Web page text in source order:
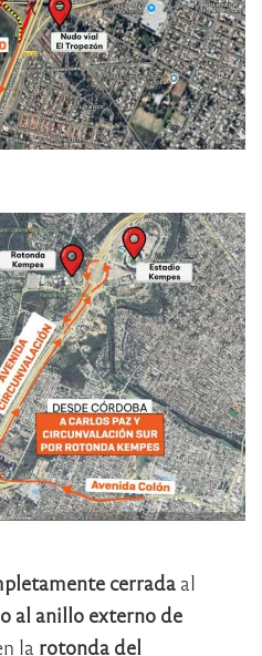
cerrada al
al anillo externo de
la rotonda del